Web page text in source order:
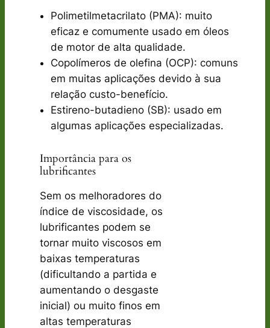
Polimetilmetacrilato (PMA): muito
eficaz e comumente usado em óleos
de motor de alta qualidade.
Copolímeros de olefina (OCP): comuns
em muitas aplicações devido à sua
relação custo-benefício.
Estireno-butadieno (SB): usado em
algumas aplicações especializadas.
Importância para os
lubrificantes
Sem os melhoradores do
índice de viscosidade, os
lubrificantes podem se
tornar muito viscosos em
baixas temperaturas
(dificultando a partida e
aumentando o desgaste
inicial) ou muito finos em
altas temperaturas